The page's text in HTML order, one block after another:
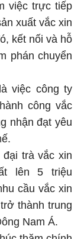
việc trực tiếp
xuất vắc xin
kết nối và hỗ
phán chuyển
việc công ty
công vắc
nhận đạt yêu
đại trà vắc xin
lên 5 triệu
cầu vắc xin
thành trung
Nam Á.